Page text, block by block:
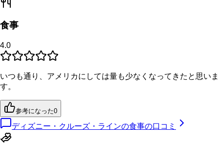
食事
4.0
いつも通り、アメリカにしては量も少なくなってきたと思いま
す。
参考になった0
ディズニー・クルーズ・ラインの食事の口コミ